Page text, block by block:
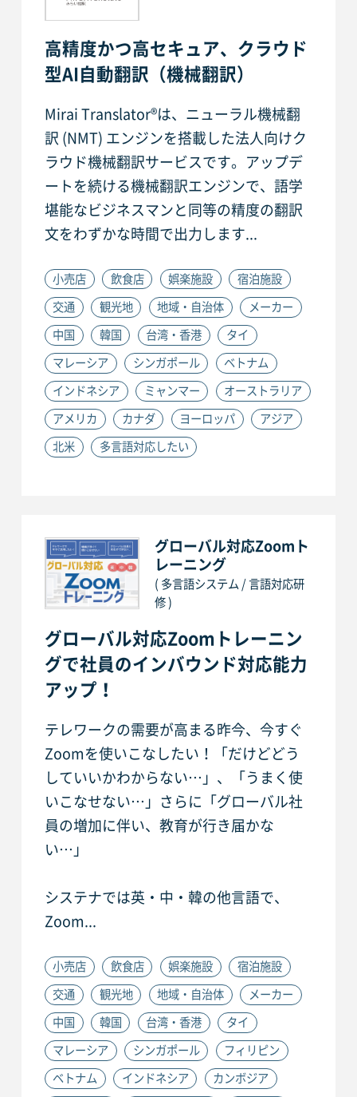
高精度かつ高セキュア、クラウド
型AI自動翻訳（機械翻訳）
Mirai Translator®は、ニューラル機械翻
訳 (NMT) エンジンを搭載した法人向けク
ラウド機械翻訳サービスです。アップデ
ートを続ける機械翻訳エンジンで、語学
堪能なビジネスマンと同等の精度の翻訳
文をわずかな時間で出力します...
小売店 飲食店 娯楽施設 宿泊施設
交通 観光地 地域・自治体 メーカー
中国 韓国 台湾・香港 タイ
マレーシア シンガポール ベトナム
インドネシア ミャンマー オーストラリア
アメリカ カナダ ヨーロッパ アジア
北米 多言語対応したい
グローバル対応Zoomト
レーニング
( 多言語システム / 言語対応研
修 )
グローバル対応Zoomトレーニン
グで社員のインバウンド対応能力
アップ！
テレワークの需要が高まる昨今、今すぐ
Zoomを使いこなしたい！「だけどどう
していいかわからない…」、「うまく使
いこなせない…」さらに「グローバル社
員の増加に伴い、教育が行き届かな
い…」
システナでは英・中・韓の他言語で、
Zoom...
小売店 飲食店 娯楽施設 宿泊施設
交通 観光地 地域・自治体 メーカー
中国 韓国 台湾・香港 タイ
マレーシア シンガポール フィリピン
ベトナム インドネシア カンボジア